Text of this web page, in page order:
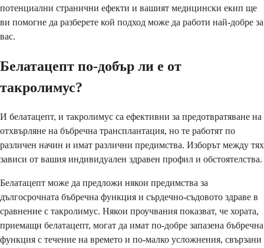
потенциални странични ефекти и вашият медицински екип ще
ви помогне да разберете кой подход може да работи най-добре за
вас.
Белатацепт по-добър ли е от
такролимус?
И белатацепт, и такролимус са ефективни за предотвратяване на
отхвърляне на бъбречна трансплантация, но те работят по
различен начин и имат различни предимства. Изборът между тях
зависи от вашия индивидуален здравен профил и обстоятелства.
Белатацепт може да предложи някои предимства за
дългосрочната бъбречна функция и сърдечно-съдовото здраве в
сравнение с такролимус. Някои проучвания показват, че хората,
приемащи белатацепт, могат да имат по-добре запазена бъбречна
функция с течение на времето и по-малко усложнения, свързани